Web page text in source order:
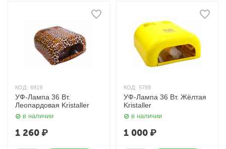
КОД: 6919
УФ-Лампа 36 Вт.
Леопардовая Kristaller
в наличии
1 260₽
КОД: 5789
УФ-Лампа 36 Вт. Жёлтая
Kristaller
в наличии
1 000₽